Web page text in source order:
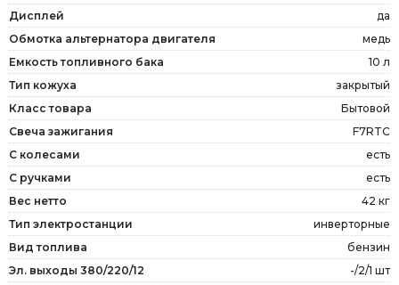
Дисплей
да
Обмотка альтернатора двигателя
медь
Емкость топливного бака
10 л
Тип кожуха
закрытый
Класс товара
Бытовой
Свеча зажигания
F7RTC
С колесами
есть
С ручками
есть
Вес нетто
42 кг
Тип электростанции
инверторные
Вид топлива
бензин
Эл. выходы 380/220/12
-/2/1 шт